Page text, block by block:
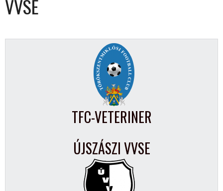
VVSE
TFC-VETERINER
ÚJSZÁSZI VVSE